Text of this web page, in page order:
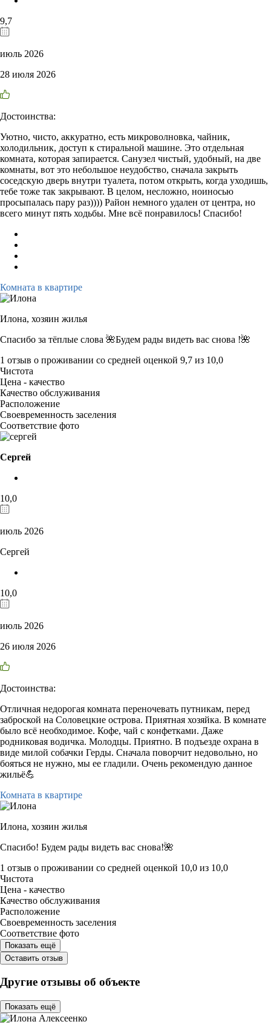
9,7
июль 2026
28 июля 2026
Достоинства:
Уютно, чисто, аккуратно, есть микроволновка, чайник,
холодильник, доступ к стиральной машине. Это отдельная
комната, которая запирается. Санузел чистый, удобный, на две
комнаты, вот это небольшое неудобство, сначала закрыть
соседскую дверь внутри туалета, потом открыть, когда уходишь,
тебе тоже так закрывают. В целом, несложно, ноиносью
просыпалась пару раз)))) Район немного удален от центра, но
всего минут пять ходьбы. Мне всë понравилось! Спасибо!
Комната в квартире
Илона, хозяин жилья
Спасибо за тёплые слова 🌺Будем рады видеть вас снова !🌺
1 отзыв о проживании со средней оценкой 9,7 из 10,0
Чистота
Цена - качество
Качество обслуживания
Расположение
Своевременность заселения
Соответствие фото
Сергей
10,0
июль 2026
Сергей
10,0
июль 2026
26 июля 2026
Достоинства:
Отличная недорогая комната переночевать путникам, перед
заброской на Соловецкие острова. Приятная хозяйка. В комнате
было всё необходимое. Кофе, чай с конфетками. Даже
родниковая водичка. Молодцы. Приятно. В подъезде охрана в
виде милой собачки Герды. Сначала поворчит недовольно, но
бояться не нужно, мы ее гладили. Очень рекомендую данное
жильë💪
Комната в квартире
Илона, хозяин жилья
Спасибо! Будем рады видеть вас снова!🌺
1 отзыв о проживании со средней оценкой 10,0 из 10,0
Чистота
Цена - качество
Качество обслуживания
Расположение
Своевременность заселения
Соответствие фото
Показать ещё
Оставить отзыв
Другие отзывы об объекте
Показать ещё